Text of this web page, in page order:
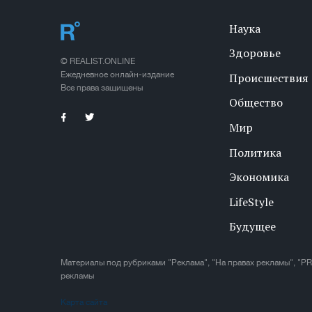
© REALIST.ONLINE
Ежедневное онлайн-издание
Все права защищены
Наука
Здоровье
Происшествия
Общество
Мир
Политика
Экономика
LifeStyle
Будущее
Материалы под рубриками "Реклама", "На правах рекламы",
рекламы
Карта сайта